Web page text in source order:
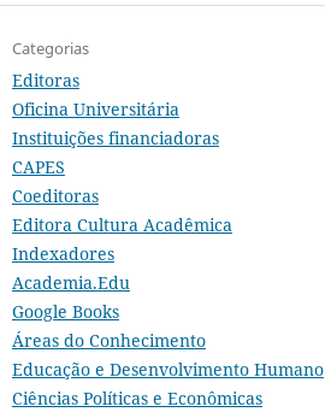
Categorias
Editoras
Oficina Universitária
Instituições financiadoras
CAPES
Coeditoras
Editora Cultura Acadêmica
Indexadores
Academia.Edu
Google Books
Áreas do Conhecimento
Educação e Desenvolvimento Humano
Ciências Políticas e Econômicas